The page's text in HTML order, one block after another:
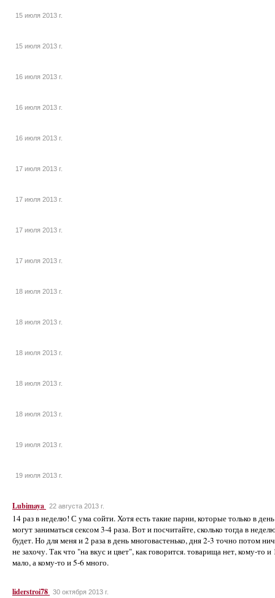
15 июля 2013 г.
15 июля 2013 г.
16 июля 2013 г.
16 июля 2013 г.
16 июля 2013 г.
17 июля 2013 г.
17 июля 2013 г.
17 июля 2013 г.
17 июля 2013 г.
18 июля 2013 г.
18 июля 2013 г.
18 июля 2013 г.
18 июля 2013 г.
18 июля 2013 г.
19 июля 2013 г.
19 июля 2013 г.
Lubimaya 22 августа 2013 г.
14 раз в неделю! С ума сойти. Хотя есть такие парни, которые только в день
могут заниматься сексом 3-4 раза. Вот и посчитайте, сколько тогда в
будет. Но для меня и 2 раза в день многовастенько, дня 2-3 точно потом
не захочу. Так что "на вкус и цвет", как говорится. товарища нет, кому-то и
мало, а кому-то и 5-6 много.
liderstroi78 30 октября 2013 г.